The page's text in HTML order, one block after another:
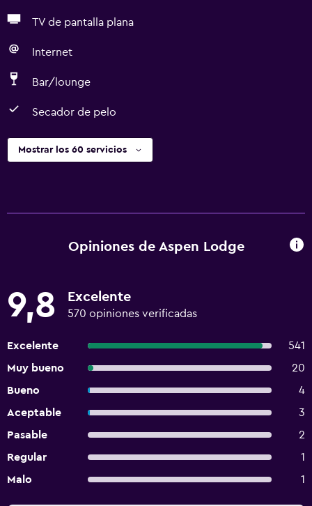
TV de pantalla plana
Internet
Bar/lounge
Secador de pelo
Mostrar los 60 servicios
Opiniones de Aspen Lodge
9,8 Excelente
570 opiniones verificadas
Excelente
541
Muy bueno
20
Bueno
4
Aceptable
3
Pasable
2
Regular
1
Malo
1